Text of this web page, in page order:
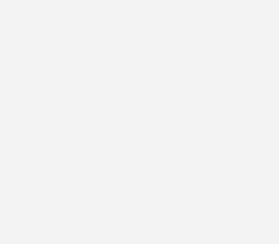
– ein Umstand, der im
unterschätzt wurde. Warum
Rolle spielen kann und wie
Impulse und integrative
Wasser und Energie in Zukunft
Matthias